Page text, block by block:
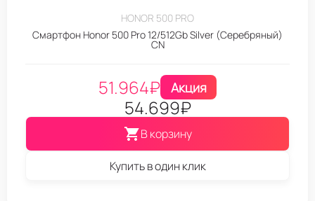
HONOR 500 PRO
Смартфон Honor 500 Pro 12/512Gb Silver (Серебряный)
CN
51.964₽ Акция
54.699₽
В корзину
Купить в один клик